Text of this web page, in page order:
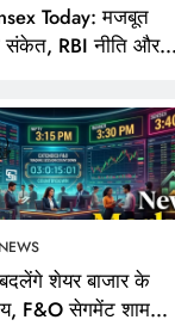
Today: मजबूत
RBI नीति और
शेयर बाजार के
F&O सेगमेंट शाम